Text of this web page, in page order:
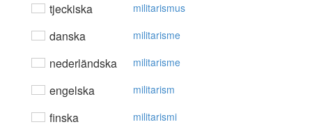
tjeckiska militarismus
danska militarisme
nederländska militarisme
engelska militarism
finska militarismi